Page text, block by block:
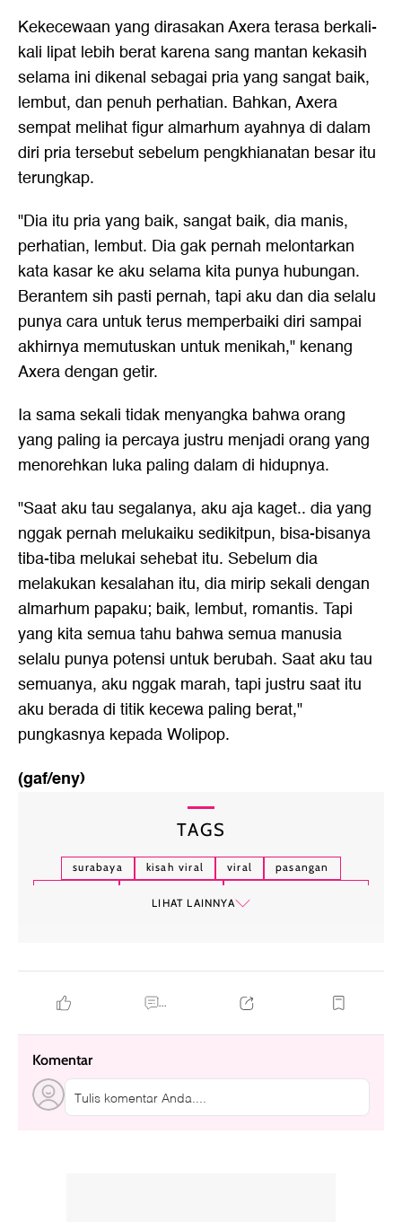
Kekecewaan yang dirasakan Axera terasa berkali-
kali lipat lebih berat karena sang mantan kekasih
selama ini dikenal sebagai pria yang sangat baik,
lembut, dan penuh perhatian. Bahkan, Axera
sempat melihat figur almarhum ayahnya di dalam
diri pria tersebut sebelum pengkhianatan besar itu
terungkap.
"Dia itu pria yang baik, sangat baik, dia manis,
perhatian, lembut. Dia gak pernah melontarkan
kata kasar ke aku selama kita punya hubungan.
Berantem sih pasti pernah, tapi aku dan dia selalu
punya cara untuk terus memperbaiki diri sampai
akhirnya memutuskan untuk menikah," kenang
Axera dengan getir.
Ia sama sekali tidak menyangka bahwa orang
yang paling ia percaya justru menjadi orang yang
menorehkan luka paling dalam di hidupnya.
"Saat aku tau segalanya, aku aja kaget.. dia yang
nggak pernah melukaiku sedikitpun, bisa-bisanya
tiba-tiba melukai sehebat itu. Sebelum dia
melakukan kesalahan itu, dia mirip sekali dengan
almarhum papaku; baik, lembut, romantis. Tapi
yang kita semua tahu bahwa semua manusia
selalu punya potensi untuk berubah. Saat aku tau
semuanya, aku nggak marah, tapi justru saat itu
aku berada di titik kecewa paling berat,"
pungkasnya kepada Wolipop.
(gaf/eny)
TAGS
surabaya kisah viral viral
pasangan
LIHAT LAINNYA
...
Komentar
Tulis komentar Anda....